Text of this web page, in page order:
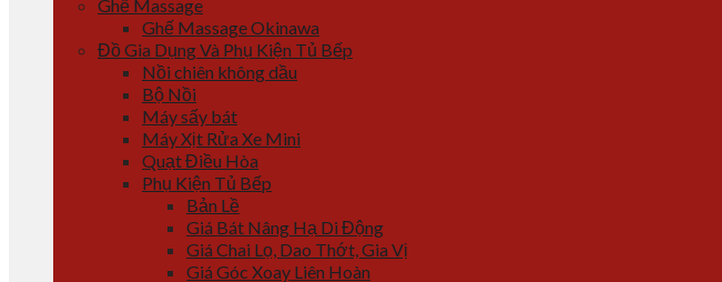
Ghế Massage
Ghế Massage Okinawa
Đồ Gia Dụng Và Phụ Kiện Tủ Bếp
Nồi chiên không dầu
Bộ Nồi
Máy sấy bát
Máy Xịt Rửa Xe Mini
Quạt Điều Hòa
Phụ Kiện Tủ Bếp
Bản Lề
Giá Bát Nâng Hạ Di Động
Giá Chai Lọ, Dao Thớt, Gia Vị
Giá Góc Xoay Liên Hoàn